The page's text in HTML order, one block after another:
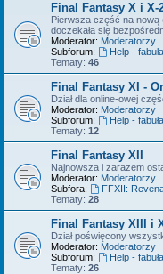
Final Fantasy X i X-
Pierwsza część na
doczekała się
Moderator: Moderatorzy
Subforum:
Help -
Tematy: 46
Final Fantasy XI -
Dział dla online-owej
Moderator: Moderatorzy
Subforum:
Help -
Tematy: 12
Final Fantasy XII
Najnowsza i zarazem
Moderator: Moderatorzy
Subfora:
FFXII:
Tematy: 28
Final Fantasy XIII i
Dział poświęcony
Moderator: Moderatorzy
Subforum:
Help -
Tematy: 26